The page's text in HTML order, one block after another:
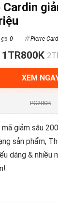
Cardin
0 Pierre
1TR800K
XEM
PC200K
giảm sâu
sản phẩm,
dáng & nhiều